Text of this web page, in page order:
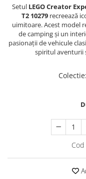
Trimmere si Fierastrae
Uscătoare de Păr
Setul LEGO Creator
T2 10279recreează
uimitoare. Acest model
de camping și un
pasionații de vehicule
spiritul aventurii
Colectie: